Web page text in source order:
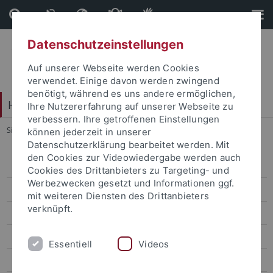
Direkt
zum
Inhalt
Direkt
zur
Fußleiste
Hochschulkommunikation
Sie sind hier: Startseite ... attempto-online-Meldung erstellen
Corporate-Design
Presse
Onlinekommunikation
Interne Kommunikation
Datenschutzeinstellungen
Auf unserer Webseite werden Cookies
verwendet. Einige davon werden zwingend
benötigt, während es uns andere ermöglichen,
Ihre Nutzererfahrung auf unserer Webseite zu
verbessern. Ihre getroffenen Einstellungen
können jederzeit in unserer
Datenschutzerklärung bearbeitet werden. Mit
den Cookies zur Videowiedergabe werden auch
Cookies des Drittanbieters zu Targeting- und
Werbezwecken gesetzt und Informationen ggf.
mit weiteren Diensten des Drittanbieters
verknüpft.
Essentiell Videos